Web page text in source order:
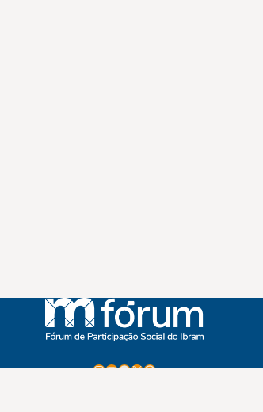
Instagram
Youtube
Facebook
X WhatsApp